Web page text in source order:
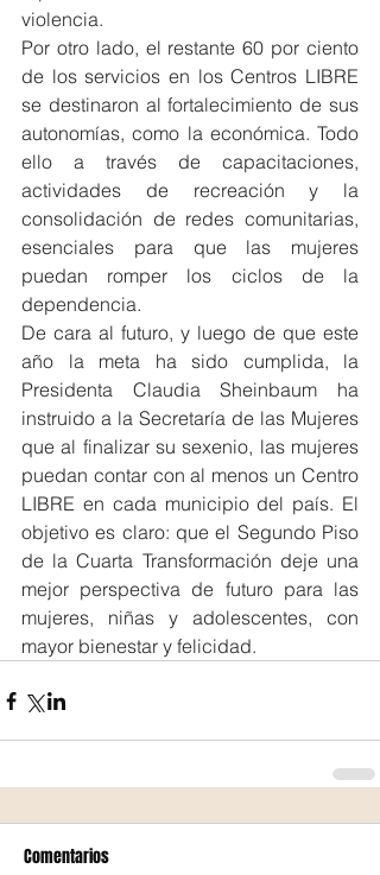
violencia.
Por otro lado, el restante 60 por ciento
de los servicios en los Centros LIBRE
se destinaron al fortalecimiento de sus
autonomías, como la económica. Todo
ello a través de capacitaciones,
actividades de recreación y la
consolidación de redes comunitarias,
esenciales para que las mujeres
puedan romper los ciclos de la
dependencia.
De cara al futuro, y luego de que este
año la meta ha sido cumplida, la
Presidenta Claudia Sheinbaum ha
instruido a la Secretaría de las Mujeres
que al finalizar su sexenio, las mujeres
puedan contar con al menos un Centro
LIBRE en cada municipio del país. El
objetivo es claro: que el Segundo Piso
de la Cuarta Transformación deje una
mejor perspectiva de futuro para las
mujeres, niñas y adolescentes, con
mayor bienestar y felicidad.
Comentarios